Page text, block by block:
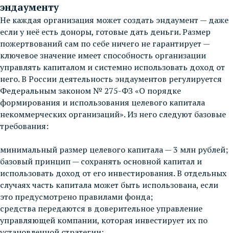
эндаументу
Не каждая организация может создать эндаумент — даже
если у неё есть доноры, готовые дать деньги. Размер
пожертвований сам по себе ничего не гарантирует —
ключевое значение имеет способность организации
управлять капиталом и системно использовать доход от
него. В России деятельность эндаументов регулируется
Федеральным законом № 275-ФЗ «О порядке
формирования и использования целевого капитала
некоммерческих организаций». Из него следуют базовые
требования:
минимальный размер целевого капитала — 3 млн рублей;
базовый принцип — сохранять основной капитал и
использовать доход от его инвестирования. В отдельных
случаях часть капитала может быть использована, если
это предусмотрено правилами фонда;
средства передаются в доверительное управление
управляющей компании, которая инвестирует их по